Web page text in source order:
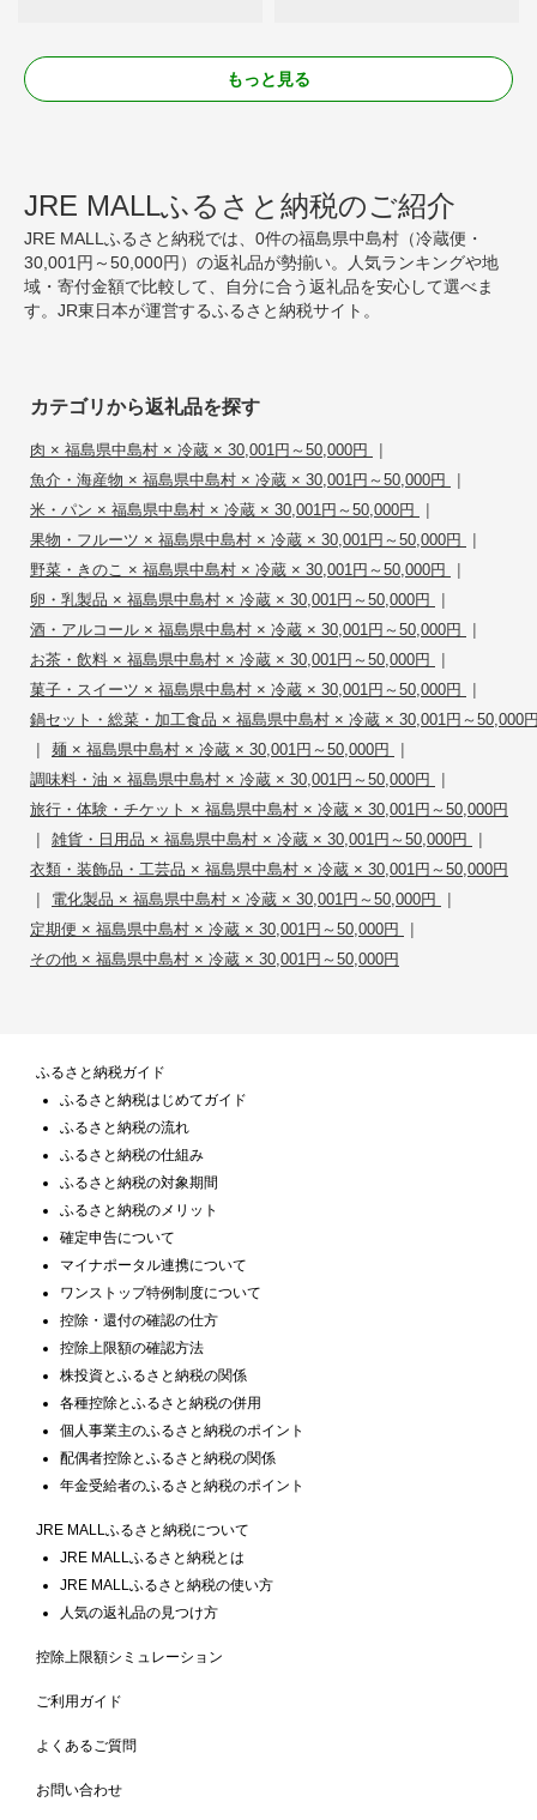
もっと見る
JRE MALLふるさと納税のご紹介
JRE MALLふるさと納税では、0件の福島県中島村（冷蔵便・
30,001円～50,000円）の返礼品が勢揃い。人気ランキングや地
域・寄付金額で比較して、自分に合う返礼品を安心して選べま
す。JR東日本が運営するふるさと納税サイト。
カテゴリから返礼品を探す
肉 × 福島県中島村 × 冷蔵 × 30,001円～50,000円 |
魚介・海産物 × 福島県中島村 × 冷蔵 × 30,001円～50,000円 |
米・パン × 福島県中島村 × 冷蔵 × 30,001円～50,000円 |
果物・フルーツ × 福島県中島村 × 冷蔵 × 30,001円～50,000円 |
野菜・きのこ × 福島県中島村 × 冷蔵 × 30,001円～50,000円 |
卵・乳製品 × 福島県中島村 × 冷蔵 × 30,001円～50,000円 |
酒・アルコール × 福島県中島村 × 冷蔵 × 30,001円～50,000円 |
お茶・飲料 × 福島県中島村 × 冷蔵 × 30,001円～50,000円 |
菓子・スイーツ × 福島県中島村 × 冷蔵 × 30,001円～50,000円 |
鍋セット・総菜・加工食品 × 福島県中島村 × 冷蔵 × 30,001円～50,000
| 麺 × 福島県中島村 × 冷蔵 × 30,001円～50,000円 |
調味料・油 × 福島県中島村 × 冷蔵 × 30,001円～50,000円 |
旅行・体験・チケット × 福島県中島村 × 冷蔵 × 30,001円～50,000円
| 雑貨・日用品 × 福島県中島村 × 冷蔵 × 30,001円～50,000円 |
衣類・装飾品・工芸品 × 福島県中島村 × 冷蔵 × 30,001円～50,000円
| 電化製品 × 福島県中島村 × 冷蔵 × 30,001円～50,000円 |
定期便 × 福島県中島村 × 冷蔵 × 30,001円～50,000円 |
その他 × 福島県中島村 × 冷蔵 × 30,001円～50,000円
ふるさと納税ガイド
ふるさと納税はじめてガイド
ふるさと納税の流れ
ふるさと納税の仕組み
ふるさと納税の対象期間
ふるさと納税のメリット
確定申告について
マイナポータル連携について
ワンストップ特例制度について
控除・還付の確認の仕方
控除上限額の確認方法
株投資とふるさと納税の関係
各種控除とふるさと納税の併用
個人事業主のふるさと納税のポイント
配偶者控除とふるさと納税の関係
年金受給者のふるさと納税のポイント
JRE MALLふるさと納税について
JRE MALLふるさと納税とは
JRE MALLふるさと納税の使い方
人気の返礼品の見つけ方
控除上限額シミュレーション
ご利用ガイド
よくあるご質問
お問い合わせ